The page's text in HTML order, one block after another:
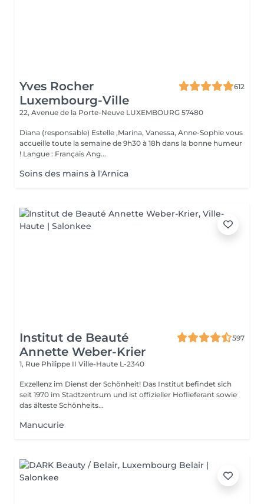
Yves Rocher
Luxembourg-Ville
612
22, Avenue de la Porte-Neuve LUXEMBOURG 57480
Diana (responsable) Estelle ,Marina, Vanessa, Anne-Sophie vous
accueille toute la semaine de 9h30 à 18h dans la bonne humeur
! Langue : Français Ang...
Soins des mains à l'Arnica
Institut de Beauté
Annette Weber-Krier
597
1, Rue Philippe II Ville-Haute L-2340
Exzellenz im Dienst der Schönheit! Das Institut befindet sich
seit 1970 im Stadtzentrum und ist offizieller Hoflieferant sowie
das älteste Schönheits...
Manucurie